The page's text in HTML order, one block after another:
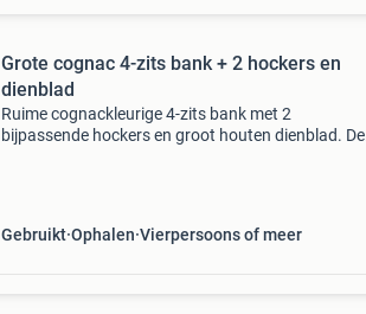
Grote cognac 4-zits bank + 2 hockers en
dienblad
Ruime cognackleurige 4-zits bank met 2
bijpassende hockers en groot houten dienblad. De
Gebruikt Ophalen Vierpersoons of meer